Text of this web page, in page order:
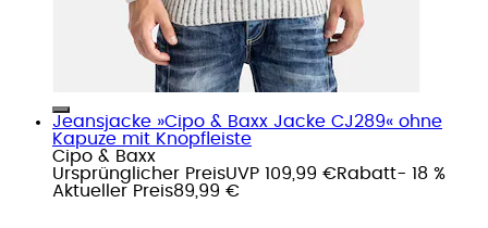
Jeansjacke »Cipo & Baxx Jacke CJ289« ohne
Kapuze mit Knopfleiste
Cipo & Baxx
Ursprünglicher PreisUVP 109,99 €Rabatt- 18 %
Aktueller Preis89,99 €